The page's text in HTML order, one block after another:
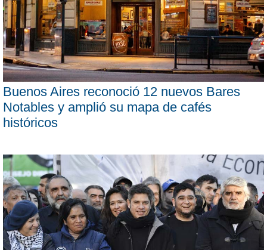
Buenos Aires reconoció 12 nuevos Bares
Notables y amplió su mapa de cafés
históricos